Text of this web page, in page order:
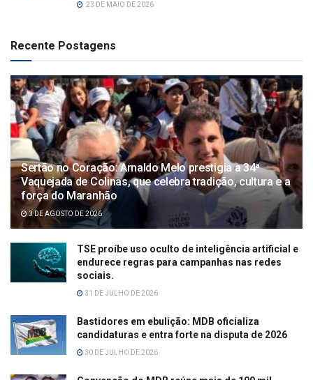
23 DE MAIO DE 2026
Recente Postagens
Sertão no Coração: Arnaldo Melo prestigia a 34ª
Vaquejada de Colinas, que celebra tradição, cultura e a
força do Maranhão
3 DE AGOSTO DE 2026
TSE proíbe uso oculto de inteligência artificial e
endurece regras para campanhas nas redes
sociais.
31 DE JULHO DE 2026
Bastidores em ebulição: MDB oficializa
candidaturas e entra forte na disputa de 2026
30 DE JULHO DE 2026